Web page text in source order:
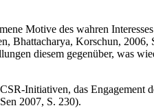
Motive des wahren
Bhattacharya, Korschun,
diesem gegenüber, was
Initiativen, das Engagement
2007, S. 230).